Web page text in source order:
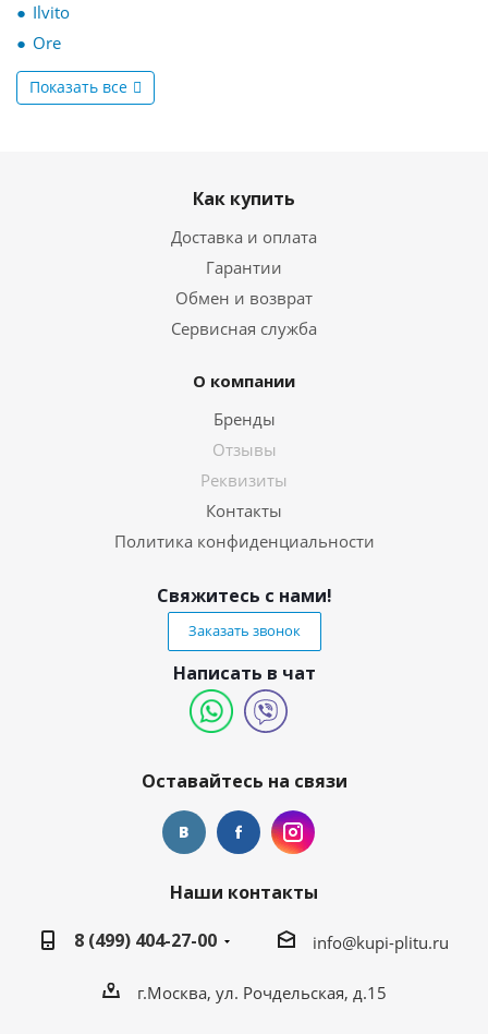
Ilvito
Ore
Показать все
Как купить
Доставка и оплата
Гарантии
Обмен и возврат
Сервисная служба
О компании
Бренды
Отзывы
Реквизиты
Контакты
Политика конфиденциальности
Свяжитесь с нами!
Заказать звонок
Написать в чат
Оставайтесь на связи
Наши контакты
8 (499) 404-27-00
info@kupi-plitu.ru
г.Москва, ул. Рочдельская, д.15